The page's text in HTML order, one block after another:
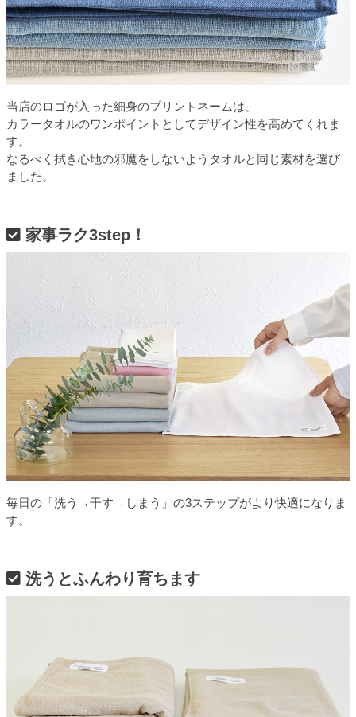
当店のロゴが入った細身のプリントネームは、
カラータオルのワンポイントとしてデザイン性を高めてくれま
す。
なるべく拭き心地の邪魔をしないようタオルと同じ素材を選び
ました。
家事ラク3step！
毎日の「洗う→干す→しまう」の3ステップがより快適になりま
す。
洗うとふんわり育ちます